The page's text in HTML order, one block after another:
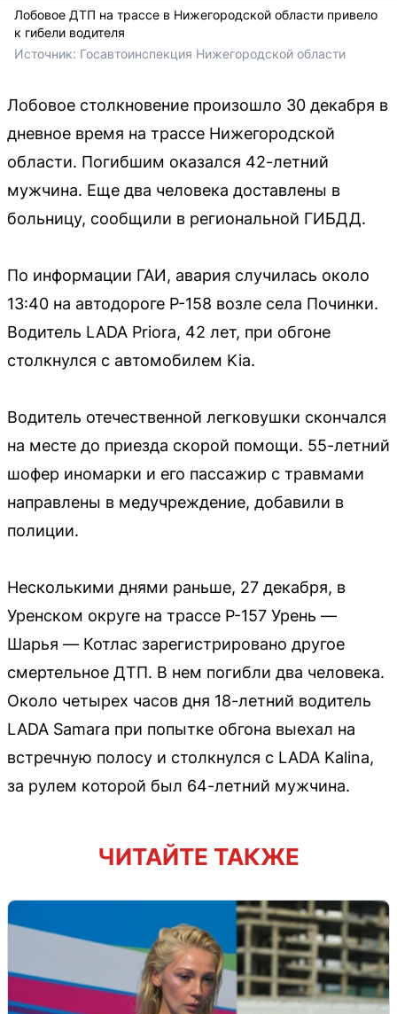
Лобовое ДТП на трассе в Нижегородской области привело
к гибели водителя
Источник: Госавтоинспекция Нижегородской области
Лобовое столкновение произошло 30 декабря в
дневное время на трассе Нижегородской
области. Погибшим оказался 42-летний
мужчина. Еще два человека доставлены в
больницу, сообщили в региональной ГИБДД.
По информации ГАИ, авария случилась около
13:40 на автодороге Р-158 возле села Починки.
Водитель LADA Priora, 42 лет, при обгоне
столкнулся с автомобилем Kia.
Водитель отечественной легковушки скончался
на месте до приезда скорой помощи. 55-летний
шофер иномарки и его пассажир с травмами
направлены в медучреждение, добавили в
полиции.
Несколькими днями раньше, 27 декабря, в
Уренском округе на трассе Р-157 Урень —
Шарья — Котлас зарегистрировано другое
смертельное ДТП. В нем погибли два человека.
Около четырех часов дня 18-летний водитель
LADA Samara при попытке обгона выехал на
встречную полосу и столкнулся с LADA Kalina,
за рулем которой был 64-летний мужчина.
ЧИТАЙТЕ ТАКЖЕ